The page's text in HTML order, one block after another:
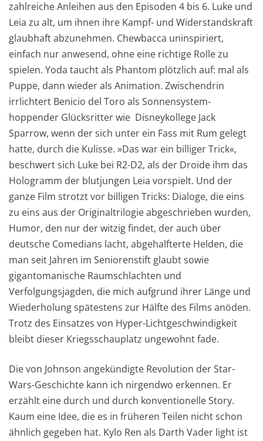
zahlreiche Anleihen aus den Episoden 4 bis 6. Luke und
Leia zu alt, um ihnen ihre Kampf- und Widerstandskraft
glaubhaft abzunehmen. Chewbacca uninspiriert,
einfach nur anwesend, ohne eine richtige Rolle zu
spielen. Yoda taucht als Phantom plötzlich auf: mal als
Puppe, dann wieder als Animation. Zwischendrin
irrlichtert Benicio del Toro als Sonnensystem-
hoppender Glücksritter wie Disneykollege Jack
Sparrow, wenn der sich unter ein Fass mit Rum gelegt
hatte, durch die Kulisse. »Das war ein billiger Trick«,
beschwert sich Luke bei R2-D2, als der Droide ihm das
Hologramm der blutjungen Leia vorspielt. Und der
ganze Film strotzt vor billigen Tricks: Dialoge, die eins
zu eins aus der Originaltrilogie abgeschrieben wurden,
Humor, den nur der witzig findet, der auch über
deutsche Comedians lacht, abgehalfterte Helden, die
man seit Jahren im Seniorenstift glaubt sowie
gigantomanische Raumschlachten und
Verfolgungsjagden, die mich aufgrund ihrer Länge und
Wiederholung spätestens zur Hälfte des Films anöden.
Trotz des Einsatzes von Hyper-Lichtgeschwindigkeit
bleibt dieser Kriegsschauplatz ungewohnt fade.
Die von Johnson angekündigte Revolution der Star-
Wars-Geschichte kann ich nirgendwo erkennen. Er
erzählt eine durch und durch konventionelle Story.
Kaum eine Idee, die es in früheren Teilen nicht schon
ähnlich gegeben hat. Kylo Ren als Darth Vader light ist